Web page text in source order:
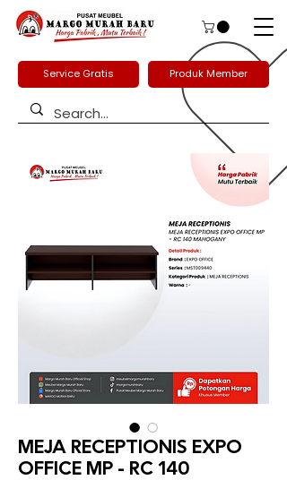
Service Gratis Produk Member
MEJA RECEPTIONIS EXPO
OFFICE MP - RC 140